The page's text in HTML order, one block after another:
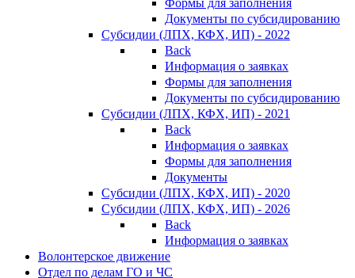
Формы для заполнения
Документы по субсидированию
Субсидии (ЛПХ, КФХ, ИП) - 2022
Back
Информация о заявках
Формы для заполнения
Документы по субсидированию
Субсидии (ЛПХ, КФХ, ИП) - 2021
Back
Информация о заявках
Формы для заполнения
Документы
Субсидии (ЛПХ, КФХ, ИП) - 2020
Субсидии (ЛПХ, КФХ, ИП) - 2026
Back
Информация о заявках
Волонтерское движение
Отдел по делам ГО и ЧС